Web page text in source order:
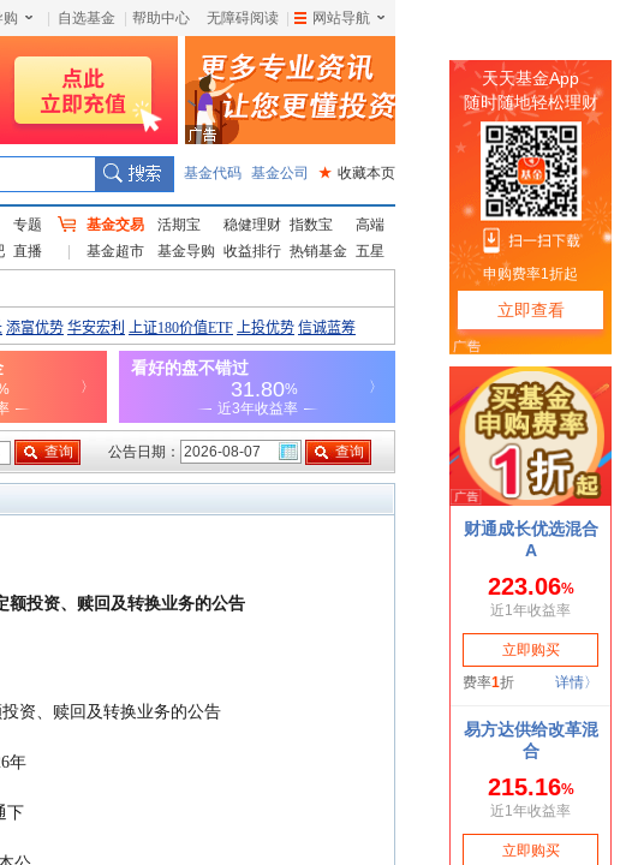
购 自选基金 帮助中心 无障碍阅读 网站导航
基金代码 基金公司 ★ 收藏本页
专题
直播
基金交易 活期宝 稳健理财 指数宝
高端
基金超市
基金导购 收益排行 热销基金 五星
公告日期：
额投资、赎回及转换业务的公告
资、赎回及转换业务的公告
年
下